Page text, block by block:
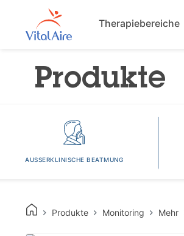
Main
Therapiebereiche
Produkte
AUSSERKLINISCHE BEATMUNG
Produkte Monitoring Mehr